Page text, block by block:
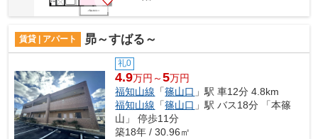
賃貸 | アパート 昴～すばる～
礼0
4.9万円～5万円
福知山線 「篠山口 」駅 車12分 4.8km
福知山線 「篠山口 」駅 バス18分 「本篠
山」 停歩11分
築18年 / 30.96㎡